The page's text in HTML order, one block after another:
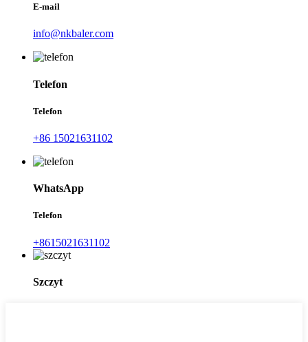
E-mail
info@nkbaler.com
Telefon
Telefon
+86 15021631102
WhatsApp
Telefon
+8615021631102
Szczyt